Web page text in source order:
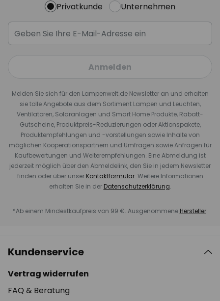
Privatkunde Unternehmen
Anmelden
Melden Sie sich für den Lampenwelt.de Newsletter an und erhalten
sie tolle Angebote aus dem Sortiment Lampen und Leuchten,
Ventilatoren, Solaranlagen und Smart Home Produkte, Rabatt-
Gutscheine, Produktpreis-Reduzierungen oder Aktionspakete,
Produktempfehlungen und -vorstellungen sowie Inhalte von
möglichen Kooperationspartnern und Umfragen sowie Anfragen für
Kaufbewertungen und Weiterempfehlungen. Eine Abmeldung ist
jederzeit möglich über den Abmeldelink, den Sie in jedem Newsletter
finden oder über unser Kontaktformular. Weitere Informationen
erhalten Sie in der Datenschutzerklärung.
*Ab einem Mindestkaufpreis von 99 €. Ausgenommene Hersteller.
Kundenservice
Vertrag widerrufen
FAQ & Beratung